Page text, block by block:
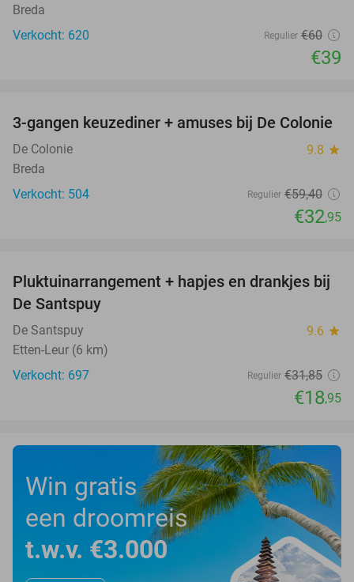
Breda
Verkocht: 620
Regulier €60
€39
45%
3-gangen keuzediner + amuses bij De Colonie
De Colonie 9.8 star
Breda
Verkocht: 504
Regulier €59,40
€32,95
41%
Pluktuinarrangement + hapjes en drankjes bij
De Santspuy
De Santspuy 9.6 star
Etten-Leur (6 km)
Verkocht: 697
Regulier €31,85
€18,95
Win gratis
een droomreis
t.w.v. €3.000